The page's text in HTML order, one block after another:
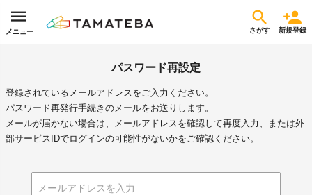
メニュー さがす 新規登録
パスワード再設定
登録されているメールアドレスをご入力ください。
パスワード再発行手続きのメールをお送りします。
メールが届かない場合は、メールアドレスを確認して再度入力、または外
部サービスIDでログインの可能性がないかをご確認ください。